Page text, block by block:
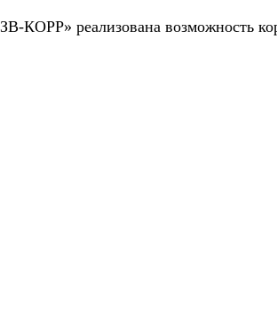
КОРР» реализована возможность